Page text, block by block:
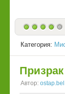
Категория:
Автор: ostap.bel